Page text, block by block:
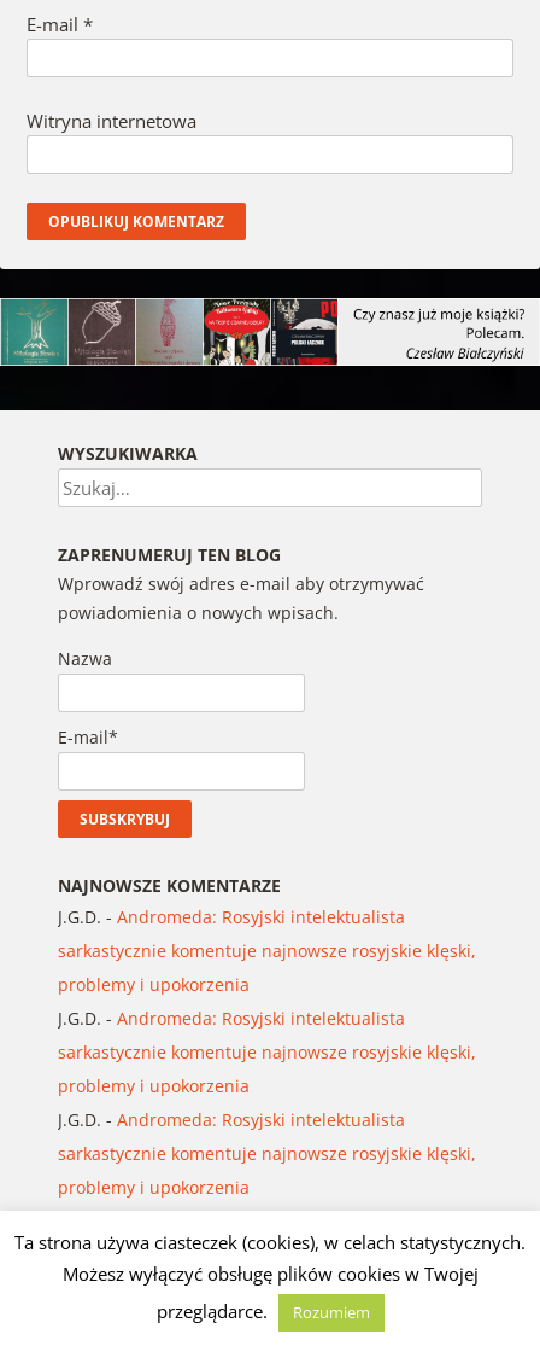
E-mail *
Witryna internetowa
WYSZUKIWARKA
Szukaj
ZAPRENUMERUJ TEN BLOG
Wprowadź swój adres e-mail aby otrzymywać
powiadomienia o nowych wpisach.
Nazwa
E-mail*
NAJNOWSZE KOMENTARZE
J.G.D. - Andromeda: Rosyjski intelektualista
sarkastycznie komentuje najnowsze rosyjskie klęski,
problemy i upokorzenia
J.G.D. - Andromeda: Rosyjski intelektualista
sarkastycznie komentuje najnowsze rosyjskie klęski,
problemy i upokorzenia
J.G.D. - Andromeda: Rosyjski intelektualista
sarkastycznie komentuje najnowsze rosyjskie klęski,
problemy i upokorzenia
sprzed blisko 2000 lat wciąż żyje tuż pod
powierzchnią ziemi
Tadeusz Pruss Mroziński: ŚCIEŻKI GWIAZD,
Ta strona używa ciasteczek (cookies), w celach statystycznych.
Możesz wyłączyć obsługę plików cookies w Twojej
przeglądarce.
Rozumiem